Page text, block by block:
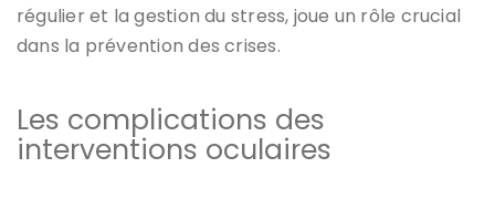
régulier et la gestion du stress, joue un rôle crucial
dans la prévention des crises.
Les complications des
interventions oculaires